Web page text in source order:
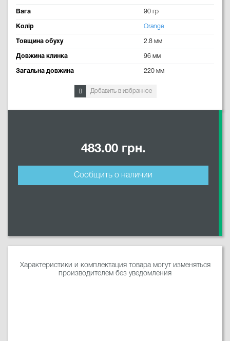
Вага 90 гр
Колір Orange
Товщина обуху 2.8 мм
Довжина клинка 96 мм
Загальна довжина 220 мм
Добавить в избранное
483.00 грн.
Сообщить о наличии
Характеристики и комплектация товара могут изменяться
производителем без уведомления